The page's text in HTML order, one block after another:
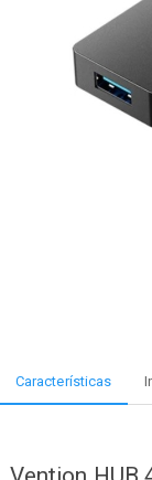
Características